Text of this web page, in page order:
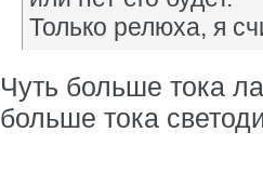
Только релюха, я
Чуть больше тока
больше тока